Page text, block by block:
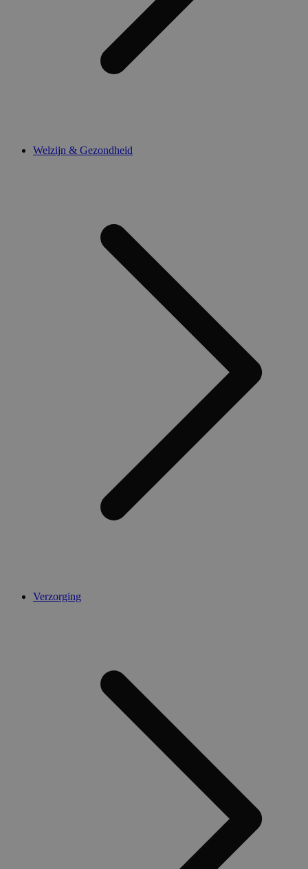
Welzijn & Gezondheid
Verzorging